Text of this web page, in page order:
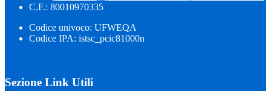
C.F.: 80010970335
Codice univoco: UFWEQA
Codice IPA: istsc_pcic81000n
Sezione Link Utili